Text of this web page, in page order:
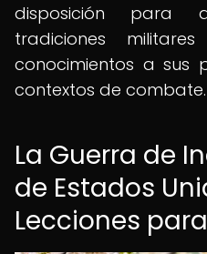
disposición para
tradiciones
conocimientos a sus
contextos de combate.
La Guerra de
de Estados
Lecciones